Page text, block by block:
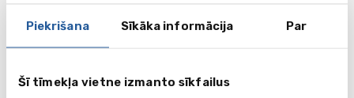
Piekrišana Sīkāka informācija Par
Šī tīmekļa vietne izmanto sīkfailus